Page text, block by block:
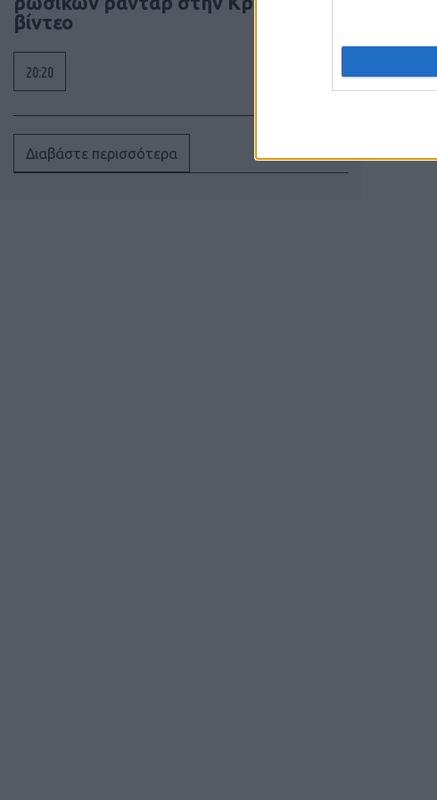
βίντεο
20:20
Διαβάστε περισσότερα